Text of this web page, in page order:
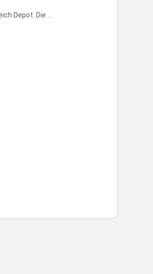
Depot. Die ...